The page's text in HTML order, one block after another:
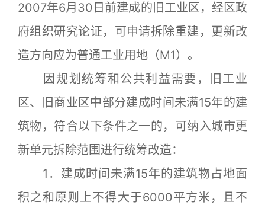
2007年6月30日前建成的旧工业区，经区政
府组织研究论证，可申请拆除重建，更新改
造方向应为普通工业用地（M1）。
因规划统筹和公共利益需要，旧工业
区、旧商业区中部分建成时间未满15年的建
筑物，符合以下条件之一的，可纳入城市更
新单元拆除范围进行统筹改造：
1．建成时间未满15年的建筑物占地面
积之和原则上不得大于6000平方米，且不